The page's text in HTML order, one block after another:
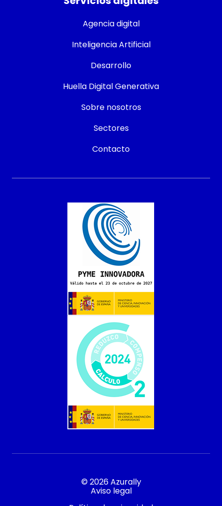
Agencia digital
Inteligencia Artificial
Desarrollo
Huella Digital Generativa
Sobre nosotros
Sectores
Contacto
© 2026 Azurally
Aviso legal